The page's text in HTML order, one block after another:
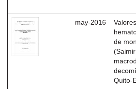
may-2016
Valores
de
Quito-